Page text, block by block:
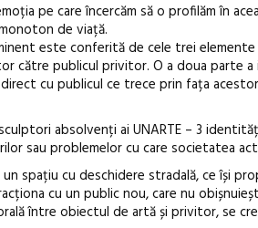
pe care încercăm să o profilăm în
de viață.
este conferită de cele trei
către publicul privitor. O a doua parte
cu publicul ce trece prin fața
absolvenți ai UNARTE – 3
sau problemelor cu care societatea
spațiu cu deschidere stradală, ce își
cu un public nou, care nu
între obiectul de artă și privitor, se